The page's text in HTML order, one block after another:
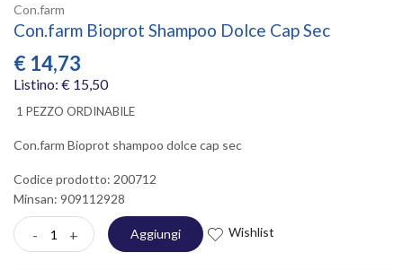
Con.farm
Con.farm Bioprot Shampoo Dolce Cap Sec
€ 14,73
Listino: € 15,50
1 PEZZO ORDINABILE
Con.farm Bioprot shampoo dolce cap sec
Codice prodotto: 200712
Minsan: 909112928
- + Aggiungi Wishlist